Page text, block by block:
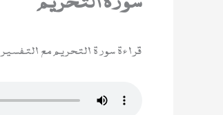
قراءة سورة التحريم مع التفسير